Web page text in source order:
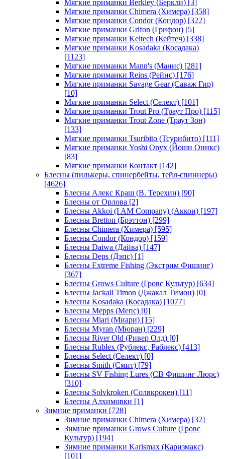
Мягкие приманки Berkley (Беркли) [3]
Мягкие приманки Chimera (Химера) [358]
Мягкие приманки Condor (Кондор) [322]
Мягкие приманки Grifon (Грифон) [5]
Мягкие приманки Keitech (Кейтеч) [338]
Мягкие приманки Kosadaka (Косадака)
[1123]
Мягкие приманки Mann's (Маннс) [281]
Мягкие приманки Reins (Рейнс) [176]
Мягкие приманки Savage Gear (Саваж Гир)
[10]
Мягкие приманки Select (Селект) [101]
Мягкие приманки Trout Pro (Траут Про) [115]
Мягкие приманки Trout Zone (Траут Зон)
[133]
Мягкие приманки Tsuribito (Тсурибито) [111]
Мягкие приманки Yoshi Onyx (Йоши Оникс)
[83]
Мягкие приманки Контакт [142]
Блесны (пилькеры, спинербейты, тейл-спиннеры)
[4626]
Блесны Алекс Краш (В. Терехин) [90]
Блесны от Орлова [2]
Блесны Akkoi (I AM Company) (Аккои) [197]
Блесны Bretton (Брэттон) [299]
Блесны Chimera (Химера) [595]
Блесны Condor (Кондор) [159]
Блесны Daiwa (Дайва) [147]
Блесны Deps (Дэпс) [1]
Блесны Extreme Fishing (Экстрим Фишинг)
[367]
Блесны Grows Culture (Гровс Культур) [634]
Блесны Jackall Timon (Джакал Тимон) [0]
Блесны Kosadaka (Косадака) [1077]
Блесны Mepps (Мепс) [0]
Блесны Miari (Миари) [15]
Блесны Myran (Мюран) [229]
Блесны River Old (Ривер Олд) [0]
Блесны Rublex (Рублекс, Раблекс) [413]
Блесны Select (Селект) [0]
Блесны Smith (Смит) [79]
Блесны SV Fishing Lures (СВ Фишинг Люрс)
[310]
Блесны Solvkroken (Солвкрокен) [11]
Блесны Алхимовки [1]
Зимние приманки [728]
Зимние приманки Chimera (Химера) [32]
Зимние приманки Grows Culture (Гровс
Культур) [194]
Зимние приманки Karismax (Каризмакс)
[101]